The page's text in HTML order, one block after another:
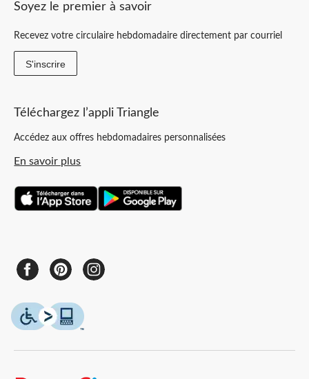
Soyez le premier à savoir
Recevez votre circulaire hebdomadaire directement par courriel
S'inscrire
Téléchargez l’appli Triangle
Accédez aux offres hebdomadaires personnalisées
En savoir plus